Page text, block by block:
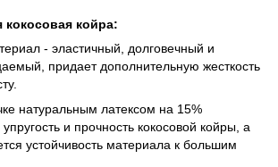
кокосовая койра:
- эластичный, долговечный и
придает дополнительную жесткость
натуральным латексом на 15%
и прочность кокосовой койры, а
устойчивость материала к большим